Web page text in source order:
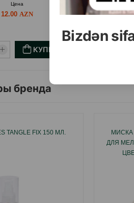
Bizdən
Цена
12.00
КУПИТЬ
бренда
TANGLE FIX 150 МЛ.
МИСКА
ДЛЯ